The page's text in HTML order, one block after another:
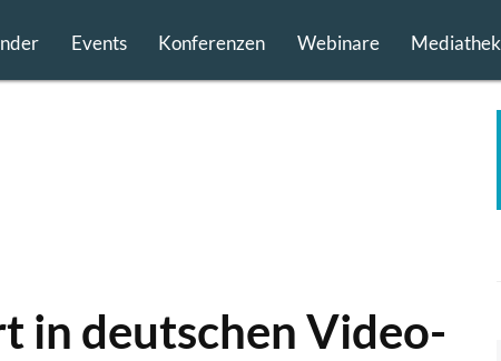
Events Konferenzen Webinare Mediathek
in deutschen Video-